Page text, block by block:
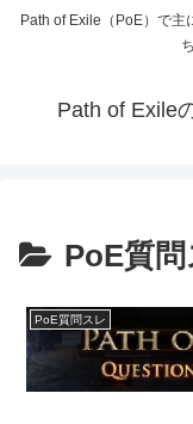
Path of Exile（PoE）で主
Path of Exile
PoE質
PoE質問スレ